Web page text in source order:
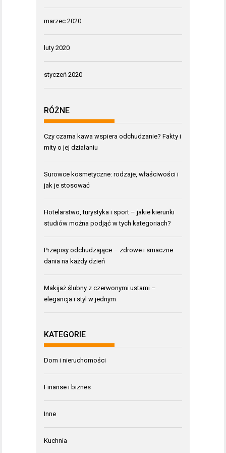
marzec 2020
luty 2020
styczeń 2020
RÓŻNE
Czy czarna kawa wspiera odchudzanie? Fakty i
mity o jej działaniu
Surowce kosmetyczne: rodzaje, właściwości i
jak je stosować
Hotelarstwo, turystyka i sport – jakie kierunki
studiów można podjąć w tych kategoriach?
Przepisy odchudzające – zdrowe i smaczne
dania na każdy dzień
Makijaż ślubny z czerwonymi ustami –
elegancja i styl w jednym
KATEGORIE
Dom i nieruchomości
Finanse i biznes
Inne
Kuchnia